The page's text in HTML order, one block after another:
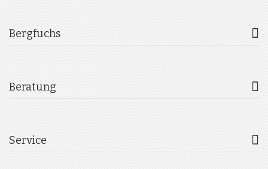
Bergfuchs
Beratung
Service